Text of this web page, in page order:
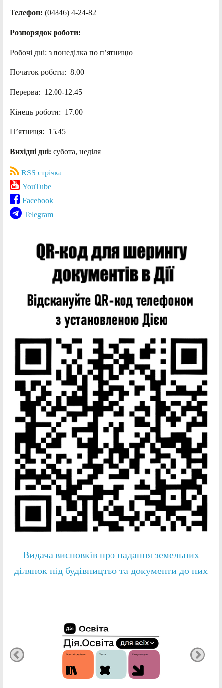
Телефон: (04846) 4-24-82
Розпорядок роботи:
Робочі дні: з понеділка по п’ятницю
Початок роботи: 8.00
Перерва: 12.00-12.45
Кінець роботи: 17.00
П’ятниця: 15.45
Вихідні дні: субота, неділя
RSS стрічка
YouTube
Facebook
Telegram
Видача висновків про надання земельних
ділянок під будівництво та документи до них